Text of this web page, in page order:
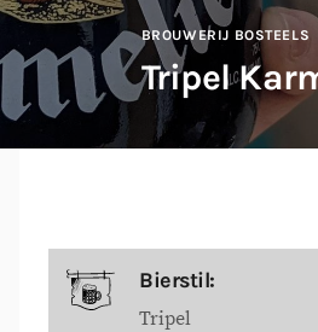
BROUWERIJ BOSTEELS
Tripel
Bierstil:
Tripel